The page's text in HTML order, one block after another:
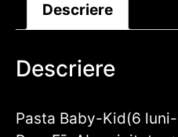
Descriere
Descriere
Pasta Baby-Kid(6